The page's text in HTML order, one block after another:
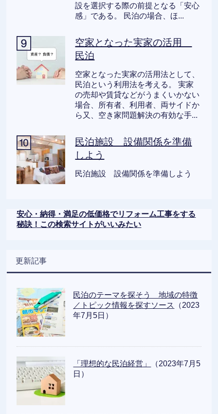
設を選択する際の前提となる「安心
感」である。 民泊の場合、ほ...
空家となった実家の活用
民泊
空家となった実家の活用法として、
民泊という利用法を考える。 実家
の売却や賃貸などがうまくいかない
場合、所有者、利用者、両サイドか
ら又、空き家問題解決の有効な手...
民泊施設 設備関係を準備
しよう
民泊施設 設備関係を準備しよう
安心・納得・満足の低価格でリフォーム工事をする
秘訣！この検索サイトがいいみたい
更新記事
民泊のテーマを探そう 地域の特徴
／トピック情報を探すソース
（2023
年7月5日）
「理想的な民泊経営」
（2023年7月5
日）